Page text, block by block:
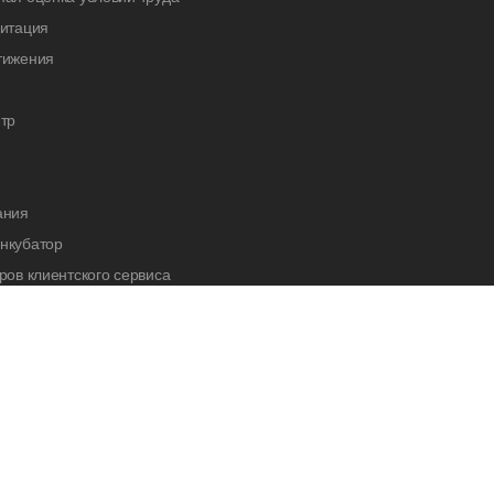
клиентского сервиса